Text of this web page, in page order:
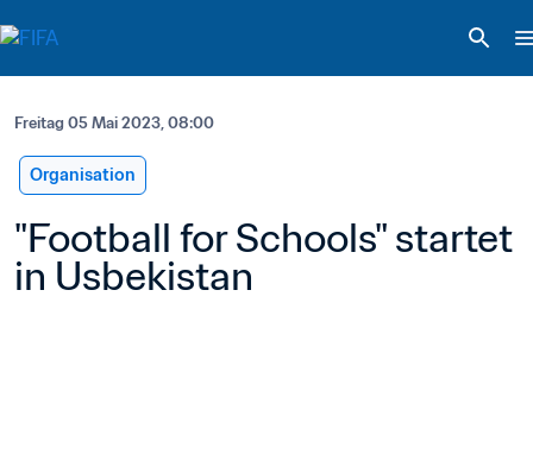
Freitag 05 Mai 2023, 08:00
Organisation
"Football for Schools" startet
in Usbekistan